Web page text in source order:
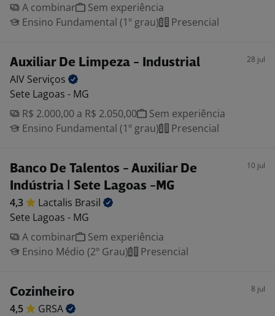
A combinar
Sem experiência
Ensino Fundamental (1º grau)
Presencial
Auxiliar De Limpeza - Industrial 28 jul
AIV Serviços
Sete Lagoas - MG
R$ 2.000,00 a R$ 2.050,00
Sem experiência
Ensino Fundamental (1º grau)
Presencial
Banco De Talentos - Auxiliar De
Indústria | Sete Lagoas -MG
10 jul
4,3 Lactalis Brasil
Sete Lagoas - MG
A combinar
Sem experiência
Ensino Médio (2º Grau)
Presencial
Cozinheiro 8 jul
4,5
GRSA